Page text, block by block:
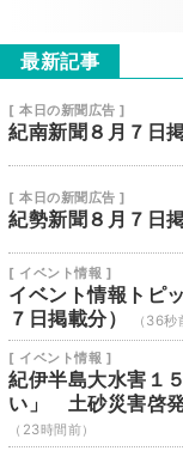
最新記事
[ 本日の新聞広告 ]
紀南新聞８月７日
[ 本日の新聞広告 ]
紀勢新聞８月７日
[ イベント情報 ]
イベント情報トピ
７日掲載分）
（36秒
[ イベント情報 ]
紀伊半島大水害１
い」 土砂災害啓
（23時間前）